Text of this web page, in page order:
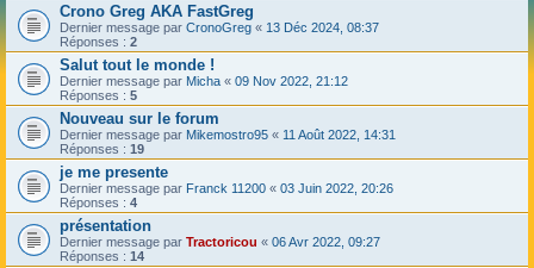
Crono Greg AKA FastGreg
Dernier message par CronoGreg « 13 Déc 2024, 08:37
Réponses : 2
Salut tout le monde !
Dernier message par Micha « 09 Nov 2022, 21:12
Réponses : 5
Nouveau sur le forum
Dernier message par Mikemostro95 « 11 Août 2022, 14:31
Réponses : 19
je me presente
Dernier message par Franck 11200 « 03 Juin 2022, 20:26
Réponses : 4
présentation
Dernier message par Tractoricou « 06 Avr 2022, 09:27
Réponses : 14